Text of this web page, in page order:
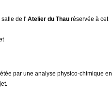
de l' Atelier du Thau réservée à cet
par une analyse physico-chimique en